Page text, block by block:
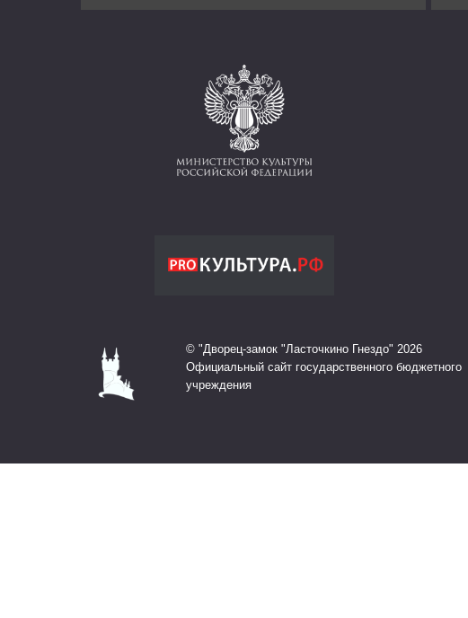
© "Дворец-замок "Ласточкино Гнездо" 2026
Официальный сайт государственного бюджетного
учреждения